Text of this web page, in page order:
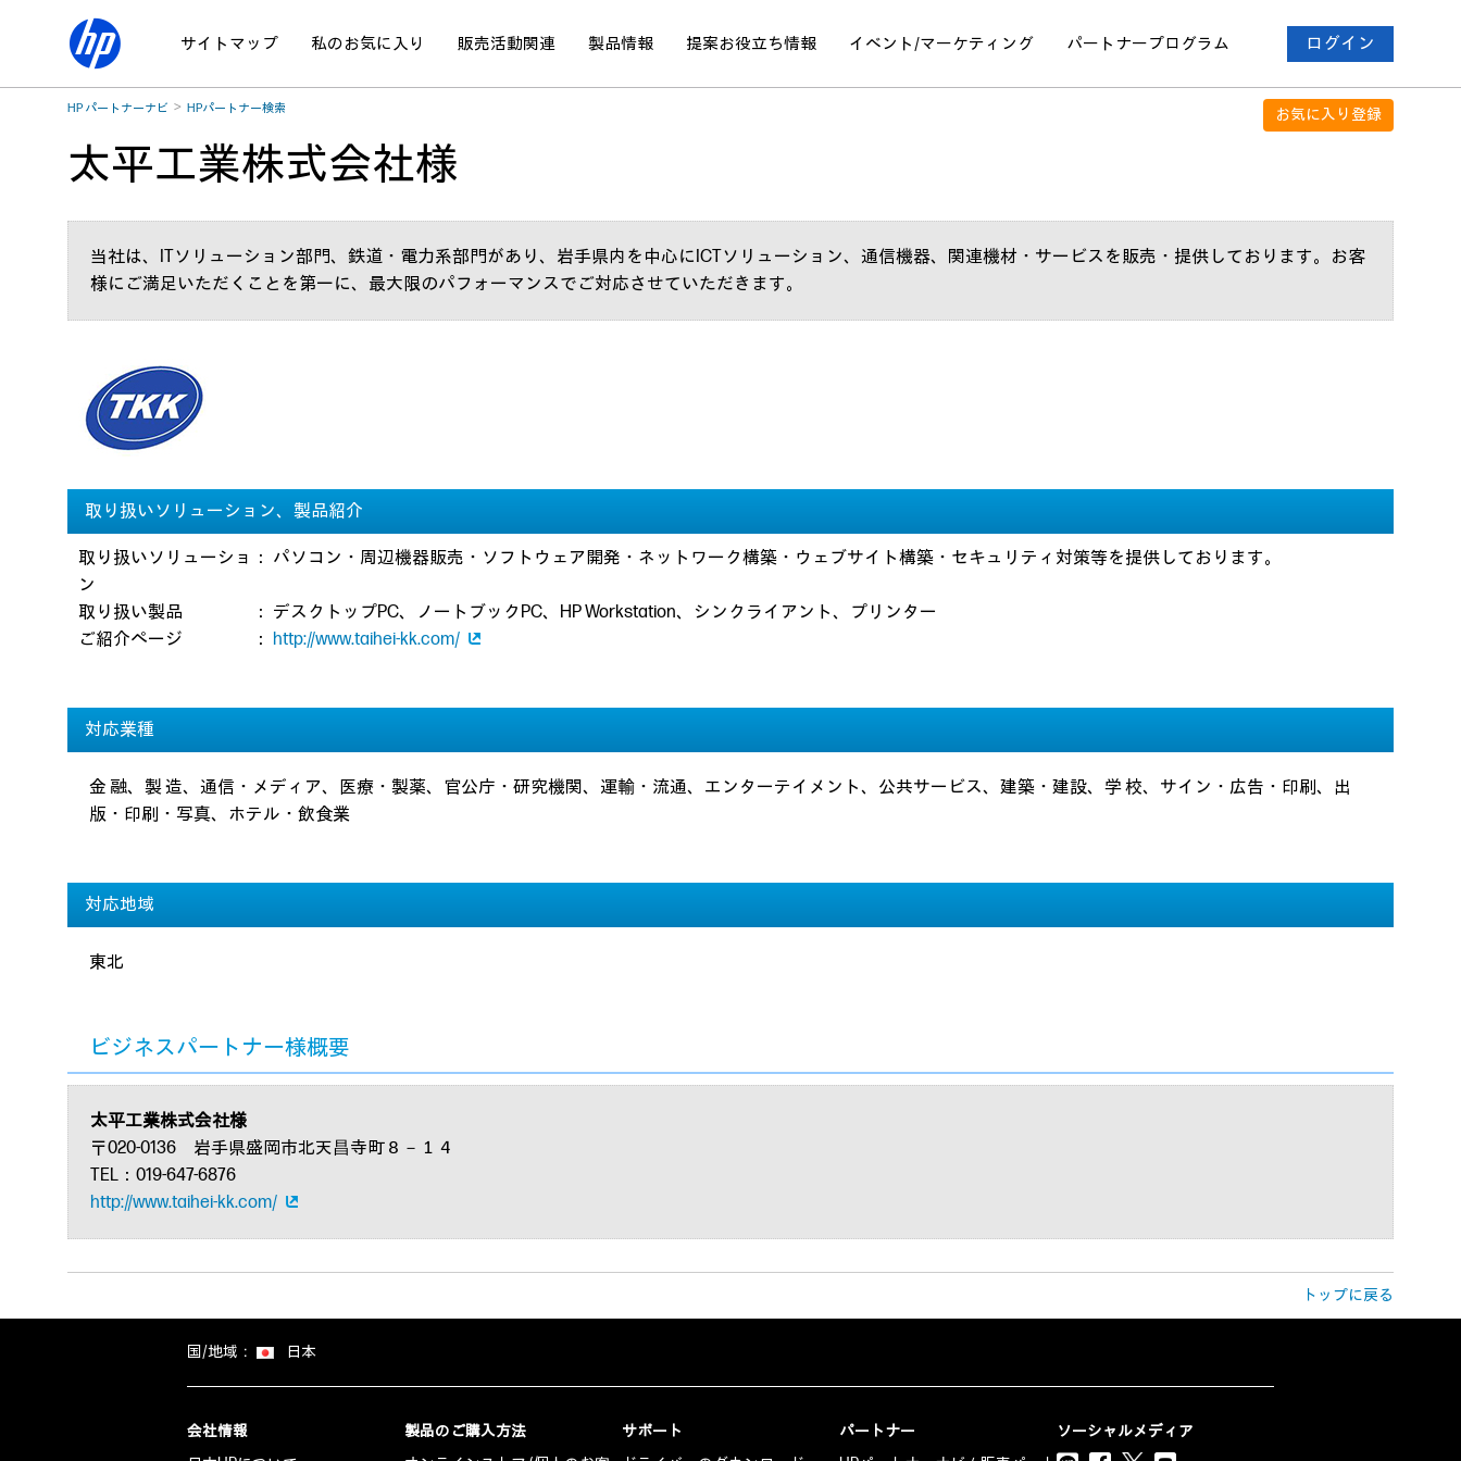
サイトマップ 私のお気に入り 販売活動関連 製品情報 提案お役立ち情報 イベント/マーケティング パートナープログラム ログイン
HP パートナーナビ HPパートナー検索 お気に入り登録
太平工業株式会社様
当社は、ITソリューション部門、鉄道・電力系部門があり、岩手県内を中心にICTソリューション、通信機器、関連機材・サービスを販売・提供しております。お客
様にご満足いただくことを第一に、最大限のパフォーマンスでご対応させていただきます。
取り扱いソリューション、製品紹介
取り扱いソリューショ
ン
： パソコン・周辺機器販売・ソフトウェア開発・ネットワーク構築・ウェブサイト構築・セキュリティ対策等を提供しております。
取り扱い製品 ： デスクトップPC、ノートブックPC、HP Workstation、シンクライアント、プリンター
ご紹介ページ
： http://www.taihei-kk.com/
対応業種
金 融、製 造、通信・メディア、医療・製薬、官公庁・研究機関、運輸・流通、エンターテイメント、公共サービス、建築・建設、学 校、サイン・広告・印刷、出
版・印刷・写真、ホテル・飲食業
対応地域
東北
ビジネスパートナー様概要
太平工業株式会社様
〒020-0136 岩手県盛岡市北天昌寺町８－１４
TEL：019-647-6876
http://www.taihei-kk.com/
トップに戻る
国/地域： 日本
会社情報
製品のご購入方法
サポート
パートナー
ソーシャルメディア